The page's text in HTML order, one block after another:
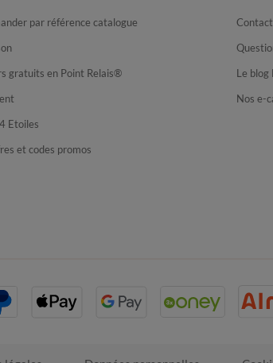
par référence catalogue
gratuits en Point Relais®
Etoiles
et codes promos
Le blog
Nos e-